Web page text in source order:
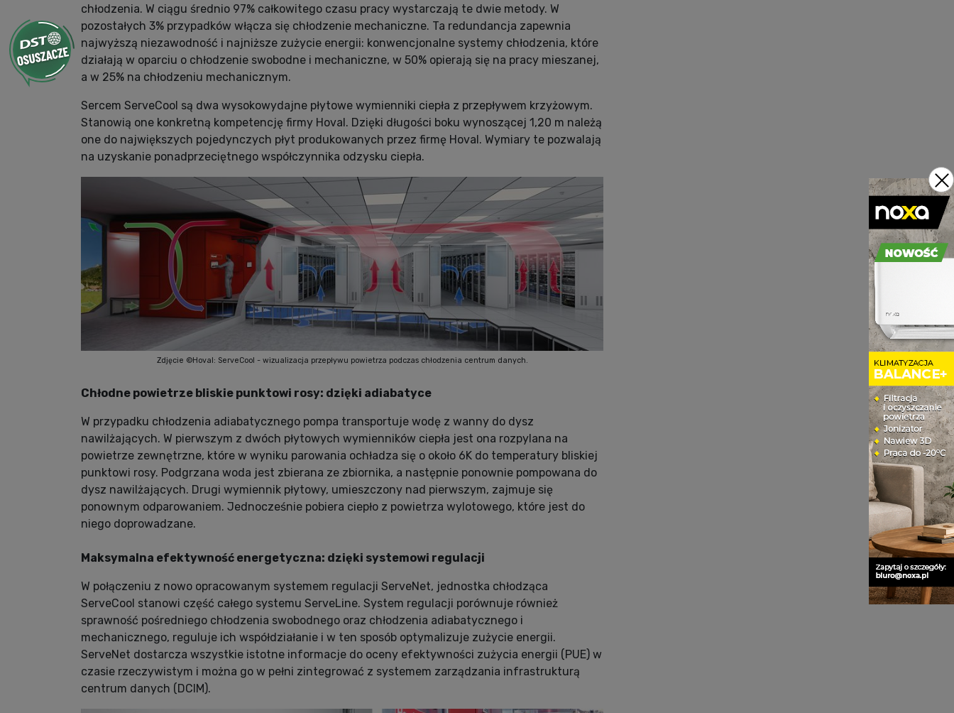
chłodzenia. W ciągu średnio 97% całkowitego czasu pracy wystarczają te dwie metody. W
pozostałych 3% przypadków włącza się chłodzenie mechaniczne. Ta redundancja zapewnia
najwyższą niezawodność i najniższe zużycie energii: konwencjonalne systemy chłodzenia, które
działają w oparciu o chłodzenie swobodne i mechaniczne, w 50% opierają się na pracy mieszanej,
a w 25% na chłodzeniu mechanicznym.
Sercem ServeCool są dwa wysokowydajne płytowe wymienniki ciepła z przepływem krzyżowym.
Stanowią one konkretną kompetencję firmy Hoval. Dzięki długości boku wynoszącej 1,20 m należą
one do największych pojedynczych płyt produkowanych przez firmę Hoval. Wymiary te pozwalają
na uzyskanie ponadprzeciętnego współczynnika odzysku ciepła.
Zdjęcie ©Hoval: ServeCool - wizualizacja przepływu powietrza podczas chłodzenia centrum danych.
Chłodne powietrze bliskie punktowi rosy: dzięki adiabatyce
W przypadku chłodzenia adiabatycznego pompa transportuje wodę z wanny do dysz
nawilżających. W pierwszym z dwóch płytowych wymienników ciepła jest ona rozpylana na
powietrze zewnętrzne, które w wyniku parowania ochładza się o około 6K do temperatury bliskiej
punktowi rosy. Podgrzana woda jest zbierana ze zbiornika, a następnie ponownie pompowana do
dysz nawilżających. Drugi wymiennik płytowy, umieszczony nad pierwszym, zajmuje się
ponownym odparowaniem. Jednocześnie pobiera ciepło z powietrza wylotowego, które jest do
niego doprowadzane.
Maksymalna efektywność energetyczna: dzięki systemowi regulacji
W połączeniu z nowo opracowanym systemem regulacji ServeNet, jednostka chłodząca
ServeCool stanowi część całego systemu ServeLine. System regulacji porównuje również
sprawność pośredniego chłodzenia swobodnego oraz chłodzenia adiabatycznego i
mechanicznego, reguluje ich współdziałanie i w ten sposób optymalizuje zużycie energii.
ServeNet dostarcza wszystkie istotne informacje do oceny efektywności zużycia energii (PUE) w
czasie rzeczywistym i można go w pełni zintegrować z systemem zarządzania infrastrukturą
centrum danych (DCIM).